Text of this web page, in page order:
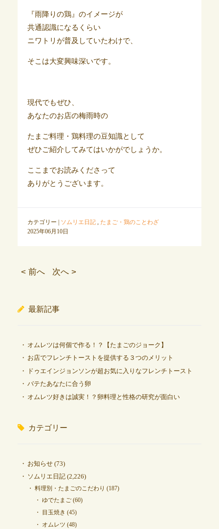
『雨降りの鶏』のイメージが
共通認識になるくらい
ニワトリが普及していたわけで、
そこは大変興味深いです。
現代でもぜひ、
あなたのお店の梅雨時の
たまご料理・鶏料理の豆知識として
ぜひご紹介してみてはいかがでしょうか。
ここまでお読みくださって
ありがとうございます。
カテゴリー | ソムリエ日記, たまご・鶏のことわざ
2025年06月10日
< 前へ 次へ >
最新記事
オムレツは何個で作る！？【たまごのジョーク】
お店でフレンチトーストを提供する３つのメリット
ドゥエインジョンソンが超お気に入りなフレンチトースト
バテたあなたに合う卵
オムレツ好きは誠実！？卵料理と性格の研究が面白い
カテゴリー
お知らせ(73)
ソムリエ日記(2,226)
料理別・たまごのこだわり (187)
ゆでたまご(60)
目玉焼き (45)
オムレツ (48)